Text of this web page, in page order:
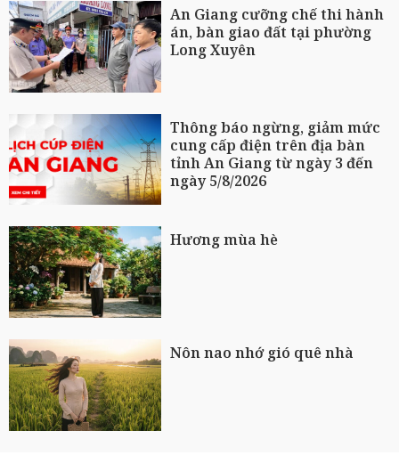
An Giang cưỡng chế thi hành
án, bàn giao đất tại phường
Long Xuyên
Thông báo ngừng, giảm mức
cung cấp điện trên địa bàn
tỉnh An Giang từ ngày 3 đến
ngày 5/8/2026
Hương mùa hè
Nôn nao nhớ gió quê nhà